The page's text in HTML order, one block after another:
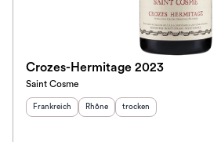
Crozes-Hermitage 2023
Saint Cosme
Herkunftsland
Frankreich Herkunftsregion:
Rhône Geschmack
trocken